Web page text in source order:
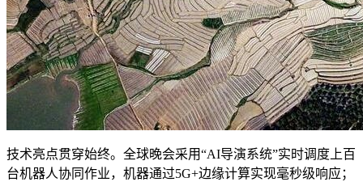
技术亮点贯穿始终。全球晚会采用“AI导演系统”实时调度上百
台机器人协同作业，机器通过5G+边缘计算实现毫秒级响应；